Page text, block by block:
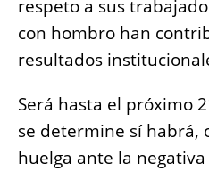
respeto a sus
con hombro han
resultados
Será hasta el próximo
se determine sí habrá,
huelga ante la